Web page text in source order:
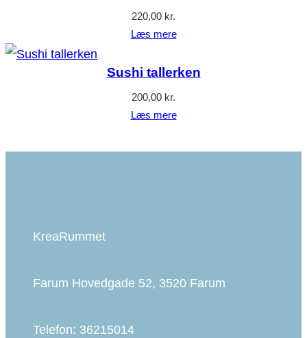
220,00 kr.
Læs mere
Sushi tallerken
200,00 kr.
Læs mere
KreaRummet
Farum Hovedgade 52, 3520 Farum
Telefon: 36215014